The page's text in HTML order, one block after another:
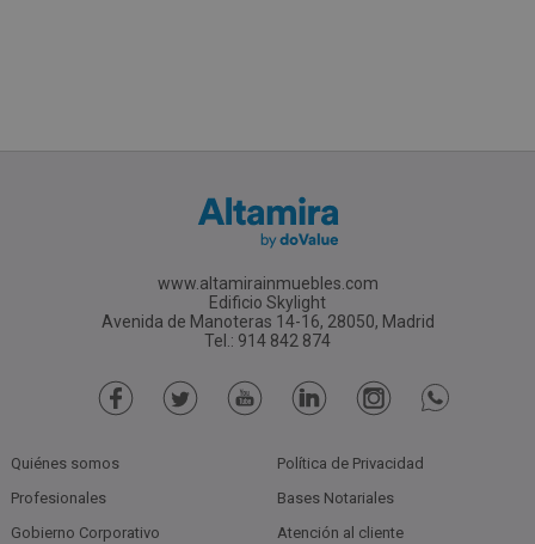
www.altamirainmuebles.com
Edificio Skylight
Avenida de Manoteras 14-16, 28050, Madrid
Tel.: 914 842 874
Quiénes somos
Profesionales
Gobierno Corporativo
Política de Privacidad
Bases Notariales
Atención al cliente